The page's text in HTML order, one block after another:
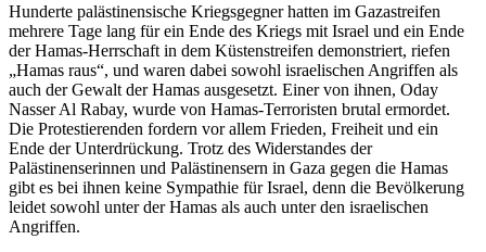
Hunderte palästinensische Kriegsgegner hatten im Gazastreifen
mehrere Tage lang für ein Ende des Kriegs mit Israel und ein Ende
der Hamas-Herrschaft in dem Küstenstreifen demonstriert, riefen
Hamas raus , und waren dabei sowohl israelischen Angriffen als
auch der Gewalt der Hamas ausgesetzt. Einer von ihnen, Oday
Nasser Al Rabay, wurde von Hamas-Terroristen brutal ermordet.
Die Protestierenden fordern vor allem Frieden, Freiheit und ein
Ende der Unterdrückung. Trotz des Widerstandes der
Palästinenserinnen und Palästinensern in Gaza gegen die Hamas
gibt es bei ihnen keine Sympathie für Israel, denn die Bevölkerung
leidet sowohl unter der Hamas als auch unter den israelischen
Angriffen.